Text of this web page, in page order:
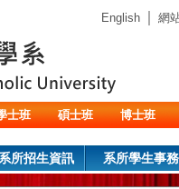
English 網
士班 碩士班 博士班
系所招生資訊 系所學生事務